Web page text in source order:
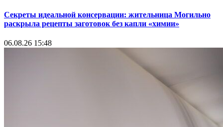
Секреты идеальной консервации: жительница Могильно
раскрыла рецепты заготовок без капли «химии»
06.08.26 15:48